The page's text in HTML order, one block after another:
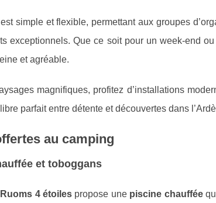
simple et flexible, permettant aux groupes
exceptionnels. Que ce soit pour un week-end
et agréable.
magnifiques, profitez d’installations
parfait entre détente et découvertes dans
au camping
et toboggans
4 étoilespropose une piscine chauffée